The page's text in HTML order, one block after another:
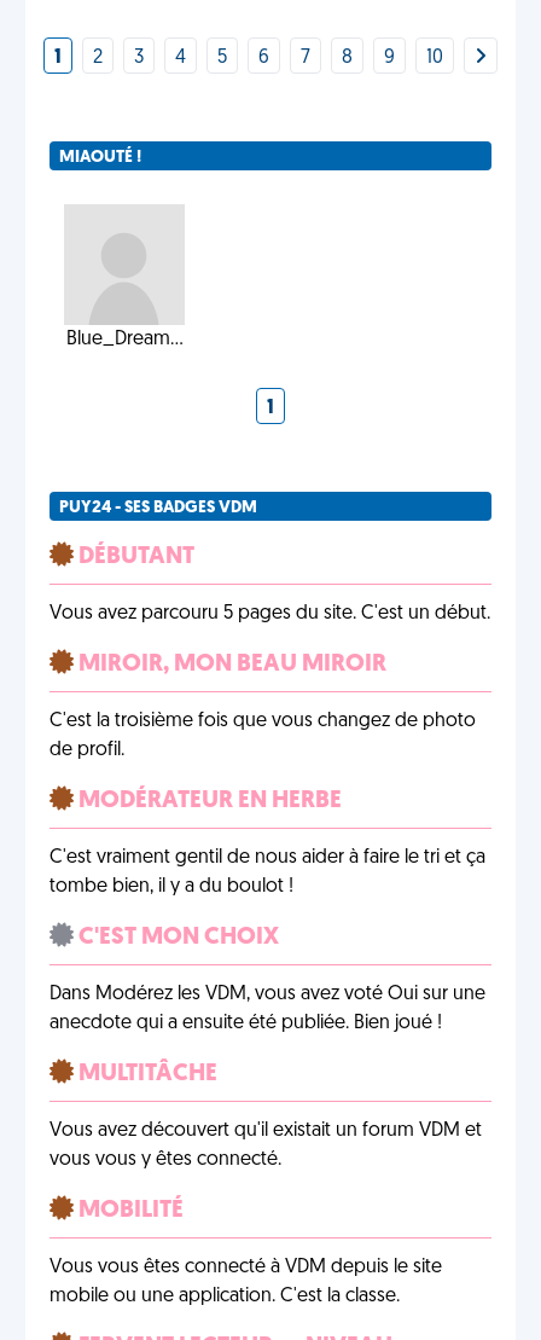
1 2 3 4 5 6 7 8 9 10
MIAOUTÉ !
Blue_Dream...
1
PUY24 - SES BADGES VDM
DÉBUTANT
Vous avez parcouru 5 pages du site. C'est un début.
MIROIR, MON BEAU MIROIR
C'est la troisième fois que vous changez de photo
de profil.
MODÉRATEUR EN HERBE
C'est vraiment gentil de nous aider à faire le tri et ça
tombe bien, il y a du boulot !
C'EST MON CHOIX
Dans Modérez les VDM, vous avez voté Oui sur une
anecdote qui a ensuite été publiée. Bien joué !
MULTITÂCHE
Vous avez découvert qu'il existait un forum VDM et
vous vous y êtes connecté.
MOBILITÉ
Vous vous êtes connecté à VDM depuis le site
mobile ou une application. C'est la classe.